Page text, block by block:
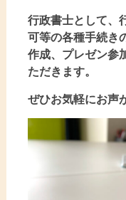
行政書士として、
可等の各種手続き
作成、プレゼン参
ただきます。
ぜひお気軽にお声